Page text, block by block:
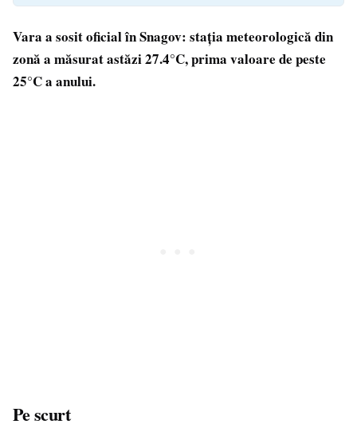
Vara a sosit oficial în Snagov: stația meteorologică din
zonă a măsurat astăzi 27.4°C, prima valoare de peste
25°C a anului.
Pe scurt